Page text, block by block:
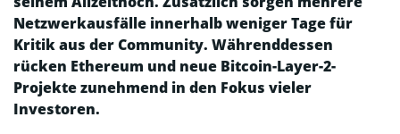
Netzwerkausfälle innerhalb weniger Tage für
Kritik aus der Community. Währenddessen
rücken Ethereum und neue Bitcoin-Layer-2-
Projekte zunehmend in den Fokus vieler
Investoren.